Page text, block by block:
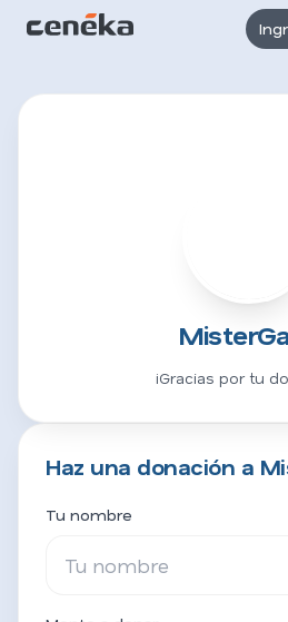
¡Gracias por tu
Haz una donación a
Tu nombre